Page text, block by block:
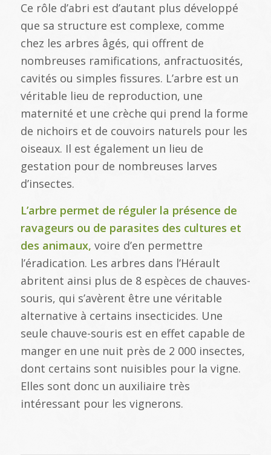
Ce rôle d’abri est d’autant plus développé
que sa structure est complexe, comme
chez les arbres âgés, qui offrent de
nombreuses ramifications, anfractuosités,
cavités ou simples fissures. L’arbre est un
véritable lieu de reproduction, une
maternité et une crèche qui prend la forme
de nichoirs et de couvoirs naturels pour les
oiseaux. Il est également un lieu de
gestation pour de nombreuses larves
d’insectes.
L’arbre permet de réguler la présence de
ravageurs ou de parasites des cultures et
des animaux, voire d’en permettre
l’éradication. Les arbres dans l’Hérault
abritent ainsi plus de 8 espèces de chauves-
souris, qui s’avèrent être une véritable
alternative à certains insecticides. Une
seule chauve-souris est en effet capable de
manger en une nuit près de 2 000 insectes,
dont certains sont nuisibles pour la vigne.
Elles sont donc un auxiliaire très
intéressant pour les vignerons.